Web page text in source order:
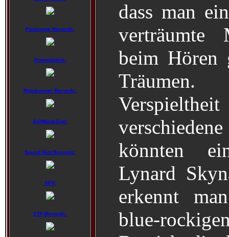
Powerage Records:
Promofabrik:
Roadrunner Records:
SelfMadeGod:
Sound Riot Records:
SPV:
STF-Records:
dass man
verträumte
beim Hören
könnten
Lynard
erkennt
blue-